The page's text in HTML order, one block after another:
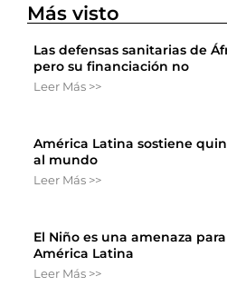
Más visto
Las defensas sanitarias de
pero su financiación no
Leer Más >>
América Latina sostiene
al mundo
Leer Más >>
El Niño es una amenaza
América Latina
Leer Más >>